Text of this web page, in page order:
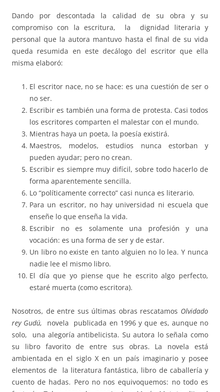
Dando por descontada la calidad de su obra y su
compromiso con la escritura, la dignidad literaria y
personal que la autora mantuvo hasta el final de su vida
queda resumida en este decálogo del escritor que ella
misma elaboró:
El escritor nace, no se hace: es una cuestión de ser o
no ser.
Escribir es también una forma de protesta. Casi todos
los escritores comparten el malestar con el mundo.
Mientras haya un poeta, la poesía existirá.
Maestros, modelos, estudios nunca estorban y
pueden ayudar; pero no crean.
Escribir es siempre muy difícil, sobre todo hacerlo de
forma aparentemente sencilla.
Lo “políticamente correcto” casi nunca es literario.
Para un escritor, no hay universidad ni escuela que
enseñe lo que enseña la vida.
Escribir no es solamente una profesión y una
vocación: es una forma de ser y de estar.
Un libro no existe en tanto alguien no lo lea. Y nunca
nadie lee el mismo libro.
El día que yo piense que he escrito algo perfecto,
estaré muerta (como escritora).
Nosotros, de entre sus últimas obras rescatamos Olvidado
rey Gudú, novela publicada en 1996 y que es, aunque no
solo, una alegoría antibelicista. Su autora lo señala como
su libro favorito de entre sus obras. La novela está
ambientada en el siglo X en un país imaginario y posee
elementos de la literatura fantástica, libro de caballería y
cuento de hadas. Pero no nos equivoquemos: no todo es